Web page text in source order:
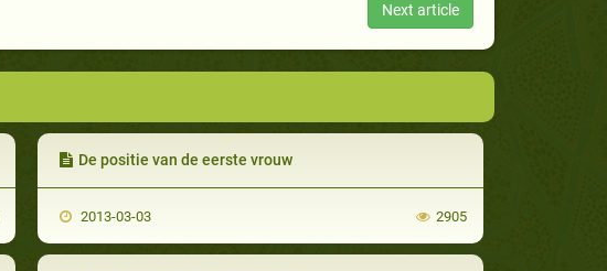
Next article
De positie van de eerste vrouw
2013-03-03 2905